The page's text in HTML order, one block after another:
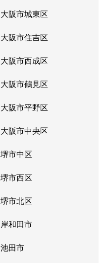
大阪市城東区
大阪市住吉区
大阪市西成区
大阪市鶴見区
大阪市平野区
大阪市中央区
堺市中区
堺市西区
堺市北区
岸和田市
池田市